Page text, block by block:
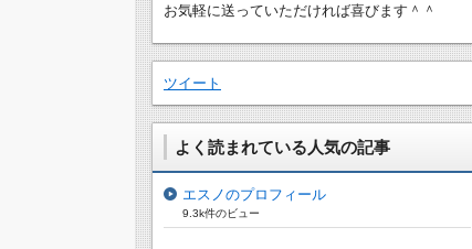
お気軽に送っていただければ喜びます＾＾
ツイート
よく読まれている人気の記事
エスノのプロフィール
9.3k件のビュー